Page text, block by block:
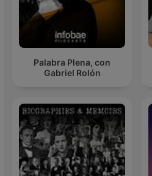
Palabra Plena, con
Gabriel Rolón